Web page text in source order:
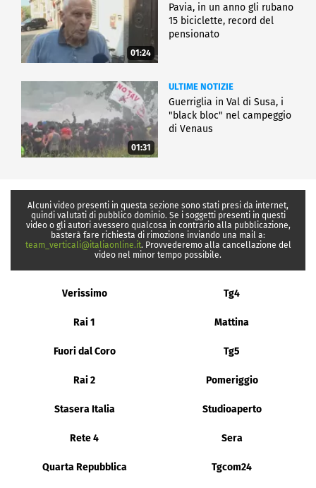
01:24
Pavia, in un anno gli rubano
15 biciclette, record del
pensionato
01:31
ULTIME NOTIZIE
Guerriglia in Val di Susa, i
"black bloc" nel campeggio
di Venaus
Alcuni video presenti in questa sezione sono stati presi da internet,
quindi valutati di pubblico dominio. Se i soggetti presenti in questi
video o gli autori avessero qualcosa in contrario alla pubblicazione,
basterà fare richiesta di rimozione inviando una mail a:
team_verticali@italiaonline.it. Provvederemo alla cancellazione del
video nel minor tempo possibile.
Verissimo Tg4
Rai 1 Mattina
Fuori dal Coro Tg5
Rai 2 Pomeriggio
Stasera Italia Studioaperto
Rete 4 Sera
Quarta Repubblica Tgcom24